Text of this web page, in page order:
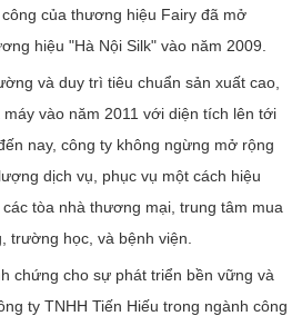
của thương hiệu Fairy đã mở
hiệu "Hà Nội Silk" vào năm 2009.
và duy trì tiêu chuẩn sản xuất cao,
vào năm 2011 với diện tích lên tới
nay, công ty không ngừng mở rộng
dịch vụ, phục vụ một cách hiệu
tòa nhà thương mại, trung tâm mua
trường học, và bệnh viện.
chứng cho sự phát triển bền vững và
ty TNHH Tiến Hiếu trong ngành công